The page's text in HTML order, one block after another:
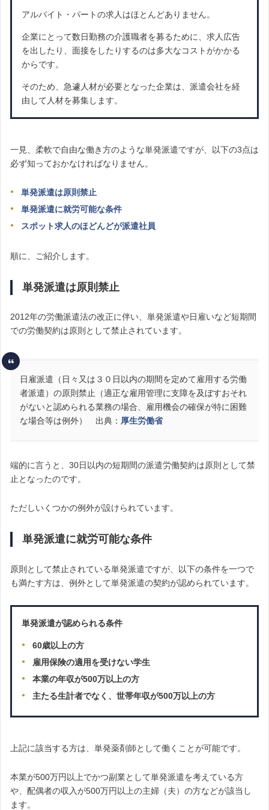
アルバイト・パートの求人はほとんどありません。
企業にとって数日勤務の介護職者を募るために、求人広告
を出したり、面接をしたりするのは多大なコストがかかる
からです。
そのため、急遽人材が必要となった企業は、派遣会社を経
由して人材を募集します。
一見、柔軟で自由な働き方のような単発派遣ですが、以下の3点は
必ず知っておかなければなりません。
単発派遣は原則禁止
単発派遣に就労可能な条件
スポット求人のほどんどが派遣社員
順に、ご紹介します。
単発派遣は原則禁止
2012年の労働派遣法の改正に伴い、単発派遣や日雇いなど短期間
での労働契約は原則として禁止されています。
日雇派遣（日々又は３０日以内の期間を定めて雇用する労働
者派遣）の原則禁止（適正な雇用管理に支障を及ぼすおそれ
がないと認められる業務の場合、雇用機会の確保が特に困難
な場合等は例外） 出典： 厚生労働省
端的に言うと、30日以内の短期間の派遣労働契約は原則として禁
止となったのです。
ただしいくつかの例外が設けられています。
単発派遣に就労可能な条件
原則として禁止されている単発派遣ですが、以下の条件を一つで
も満たす方は、例外として単発派遣の契約が認められています。
単発派遣が認められる条件
60歳以上の方
雇用保険の適用を受けない学生
本業の年収が500万以上の方
主たる生計者でなく、世帯年収が500万以上の方
上記に該当する方は、単発薬剤師として働くことが可能です。
本業が500万円以上でかつ副業として単発派遣を考えている方
や、配偶者の収入が500万円以上の主婦（夫）の方などが該当し
ます。